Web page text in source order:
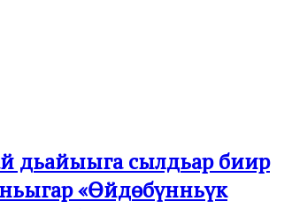
дьайыыга сылдьар биир
«Өйдөбүнньүк